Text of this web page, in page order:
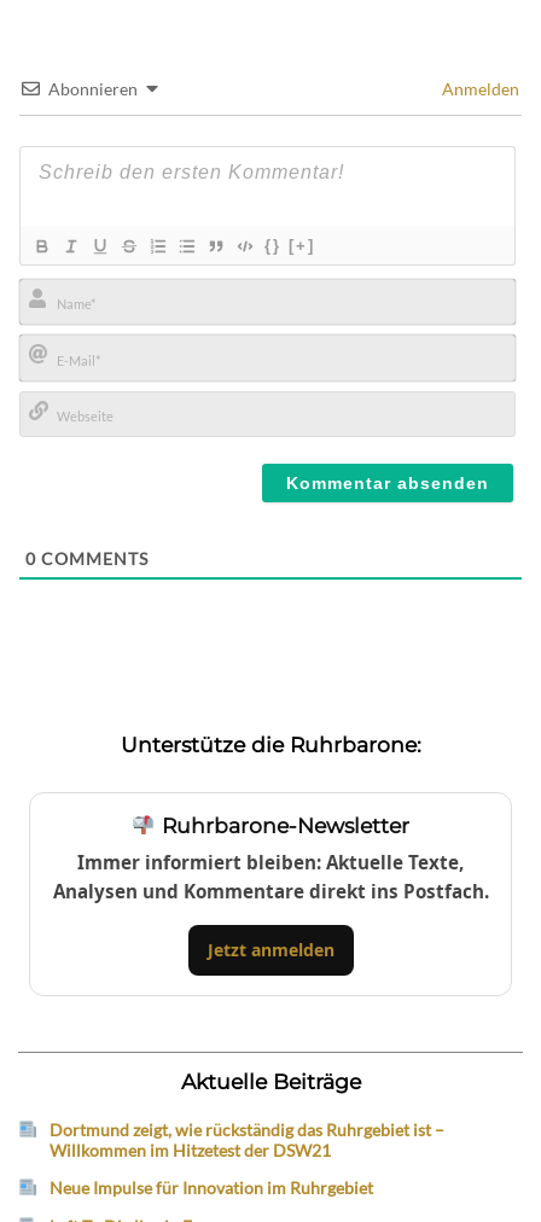
Abonnieren Anmelden
{} [+]
Name*
E-
Mail*
0 COMMENTS
Unterstütze die Ruhrbarone:
Ruhrbarone-Newsletter
Immer informiert bleiben: Aktuelle Texte,
Analysen und Kommentare direkt ins Postfach.
Jetzt anmelden
Aktuelle Beiträge
Dortmund zeigt, wie rückständig das Ruhrgebiet ist –
Willkommen im Hitzetest der DSW21
Neue Impulse für Innovation im Ruhrgebiet